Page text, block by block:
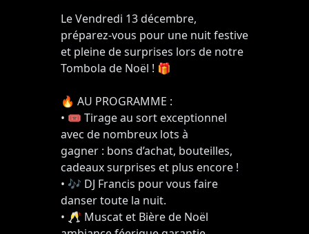
Le Vendredi 13 décembre,
préparez-vous pour une nuit festive
et pleine de surprises lors de notre
Tombola de Noël ! 🎁
🔥 AU PROGRAMME :
• 🎟️ Tirage au sort exceptionnel
avec de nombreux lots à
gagner : bons d’achat, bouteilles,
cadeaux surprises et plus encore !
• 🎶 DJ Francis pour vous faire
danser toute la nuit.
• 🥂 Muscat et Bière de Noël